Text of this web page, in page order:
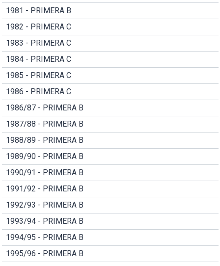
1981 - PRIMERA B
1982 - PRIMERA C
1983 - PRIMERA C
1984 - PRIMERA C
1985 - PRIMERA C
1986 - PRIMERA C
1986/87 - PRIMERA B
1987/88 - PRIMERA B
1988/89 - PRIMERA B
1989/90 - PRIMERA B
1990/91 - PRIMERA B
1991/92 - PRIMERA B
1992/93 - PRIMERA B
1993/94 - PRIMERA B
1994/95 - PRIMERA B
1995/96 - PRIMERA B